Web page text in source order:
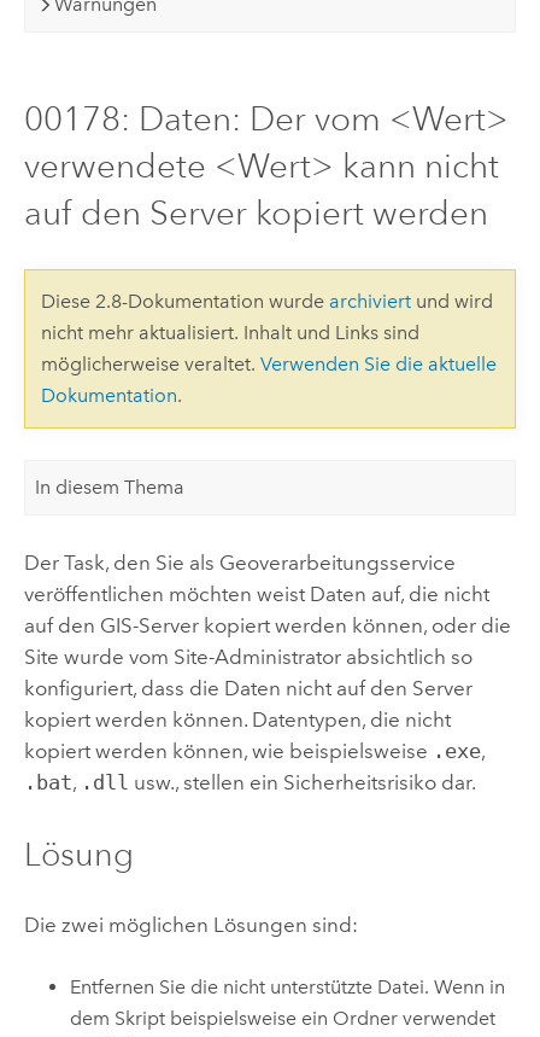
00178: Daten: Der vom <Wert>
verwendete <Wert> kann nicht
auf den Server kopiert werden
Diese 2.8-Dokumentation wurde archiviertund wird
nicht mehr aktualisiert. Inhalt und Links sind
möglicherweise veraltet. Verwenden Sie die aktuelle
Dokumentation.
In diesem Thema
Der Task, den Sie als Geoverarbeitungsservice
veröffentlichen möchten weist Daten auf, die nicht
auf den GIS-Server kopiert werden können, oder die
Site wurde vom Site-Administrator absichtlich so
konfiguriert, dass die Daten nicht auf den Server
kopiert werden können. Datentypen, die nicht
kopiert werden können, wie beispielsweise .exe,
.bat, .dll usw., stellen ein Sicherheitsrisiko dar.
Lösung
Die zwei möglichen Lösungen sind:
Entfernen Sie die nicht unterstützte Datei. Wenn in
dem Skript beispielsweise ein Ordner verwendet